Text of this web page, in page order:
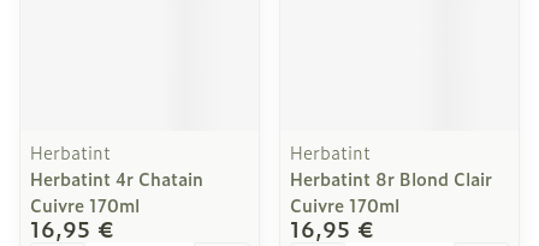
Herbatint
Herbatint 4r Chatain
Cuivre 170ml
16,95 €
Herbatint
Herbatint 8r Blond Clair
Cuivre 170ml
16,95 €